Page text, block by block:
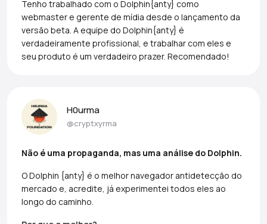
Tenho trabalhado com o Dolphin{anty} como
webmaster e gerente de mídia desde o lançamento da
versão beta. A equipe do Dolphin{anty} é
verdadeiramente profissional, e trabalhar com eles e
seu produto é um verdadeiro prazer. Recomendado!
H0urma
@cryptxyrma
Não é uma propaganda, mas uma análise do Dolphin.
O Dolphin {anty} é o melhor navegador antidetecção do
mercado e, acredite, já experimentei todos eles ao
longo do caminho.